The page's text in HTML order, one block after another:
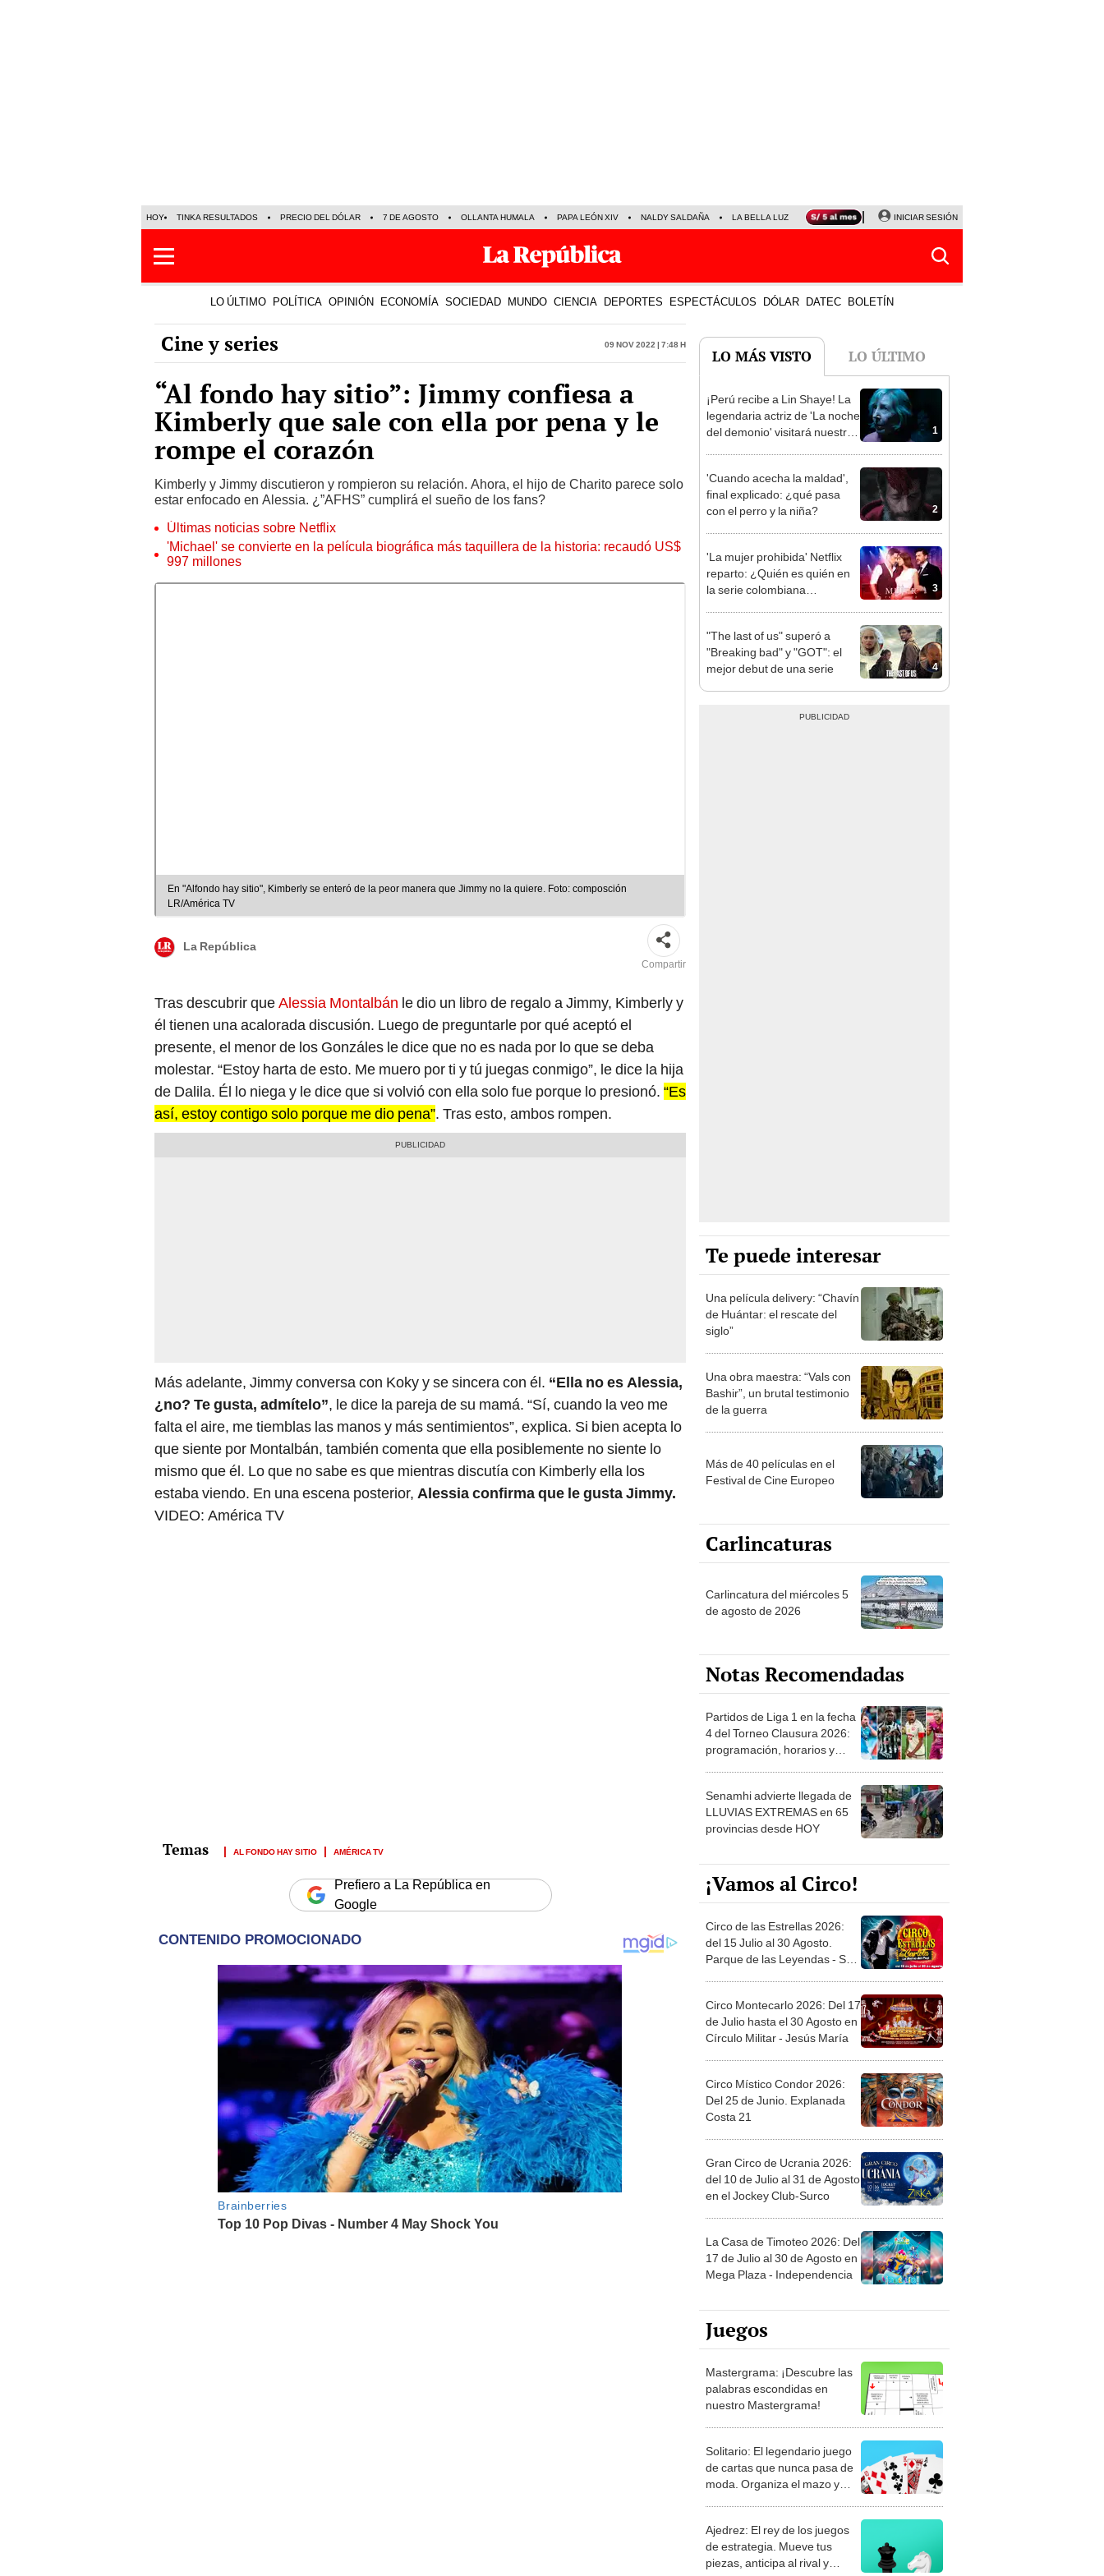
HOY TINKA RESULTADOS PRECIO DEL DÓLAR 7 DE AGOSTO OLLANTA HUMALA PAPA LEÓN XIV NALDY SALDAÑA LA BELLA LUZ MAGALY MEDINA SINUANO RESULTADOS HOY
INICIAR SESIÓN
LO ÚLTIMO POLÍTICA OPINIÓN ECONOMÍA SOCIEDAD MUNDO CIENCIA DEPORTES ESPECTÁCULOS DÓLAR DATEC BOLETÍN
Cine y series 09 Nov 2022 | 7:48 h
“Al fondo hay sitio”: Jimmy confiesa a
Kimberly que sale con ella por pena y le
rompe el corazón
Kimberly y Jimmy discutieron y rompieron su relación. Ahora, el hijo de Charito parece solo
estar enfocado en Alessia. ¿”AFHS” cumplirá el sueño de los fans?
Últimas noticias sobre Netflix
'Michael' se convierte en la película biográfica más taquillera de la historia: recaudó US$
997 millones
En "Alfondo hay sitio", Kimberly se enteró de la peor manera que Jimmy no la quiere. Foto: composción
LR/América TV
La República
Compartir
Tras descubrir queAlessia Montalbán le dio un libro de regalo a Jimmy, Kimberly y
él tienen una acalorada discusión. Luego de preguntarle por qué aceptó el
presente, el menor de los Gonzáles le dice que no es nada por lo que se deba
molestar. “Estoy harta de esto. Me muero por ti y tú juegas conmigo”, le dice la hija
de Dalila. Él lo niega y le dice que si volvió con ella solo fue porque lo presionó. “Es
así, estoy contigo solo porque me dio pena”. Tras esto, ambos rompen.
Más adelante, Jimmy conversa con Koky y se sincera con él. “Ella no es Alessia,
¿no? Te gusta, admítelo”, le dice la pareja de su mamá. “Sí, cuando la veo me
falta el aire, me tiemblas las manos y más sentimientos”, explica. Si bien acepta lo
que siente por Montalbán, también comenta que ella posiblemente no siente lo
mismo que él. Lo que no sabe es que mientras discutía con Kimberly ella los
estaba viendo. En una escena posterior, Alessia confirma que le gusta Jimmy.
VIDEO: América TV
AL FONDO HAY SITIO AMÉRICA TV
Prefiero a La República en
Google
LO MÁS VISTO LO ÚLTIMO
1
¡Perú recibe a Lin Shaye! La
legendaria actriz de 'La noche
del demonio' visitará nuestro
nosotros'
2
'Cuando acecha la maldad',
final explicado: ¿qué pasa
con el perro y la niña?
3
'La mujer prohibida' Netflix
reparto: ¿Quién es quién en
la serie colombiana
4
"The last of us" superó a
"Breaking bad" y "GOT": el
mejor debut de una serie
Te puede interesar
Una película delivery: “Chavín
de Huántar: el rescate del
siglo”
Una obra maestra: “Vals con
Bashir”, un brutal testimonio
de la guerra
Más de 40 películas en el
Festival de Cine Europeo
Carlincaturas
Carlincatura del miércoles 5
de agosto de 2026
Notas Recomendadas
Partidos de Liga 1 en la fecha
4 del Torneo Clausura 2026:
programación, horarios y
Senamhi advierte llegada de
LLUVIAS EXTREMAS en 65
provincias desde HOY
¡Vamos al Circo!
Circo de las Estrellas 2026:
del 15 Julio al 30 Agosto.
Parque de las Leyendas - San
Circo Montecarlo 2026: Del 17
de Julio hasta el 30 Agosto en
Círculo Militar - Jesús María
Circo Místico Condor 2026:
Del 25 de Junio. Explanada
Costa 21
Gran Circo de Ucrania 2026:
del 10 de Julio al 31 de Agosto
en el Jockey Club-Surco
La Casa de Timoteo 2026: Del
17 de Julio al 30 de Agosto en
Mega Plaza - Independencia
Juegos
Mastergrama: ¡Descubre las
palabras escondidas en
nuestro Mastergrama!
Solitario: El legendario juego
de cartas que nunca pasa de
moda. Organiza el mazo y
Ajedrez: El rey de los juegos
de estrategia. Mueve tus
piezas, anticipa al rival y